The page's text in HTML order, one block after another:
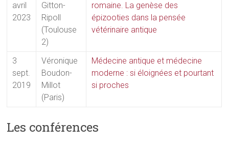
avril
2023
Gitton-
Ripoll
(Toulouse
2)
romaine. La genèse des
épizooties dans la pensée
vétérinaire antique
3
sept.
2019
Véronique
Boudon-
Millot
(Paris)
Médecine antique et médecine
moderne : si éloignées et pourtant
si proches
Les conférences